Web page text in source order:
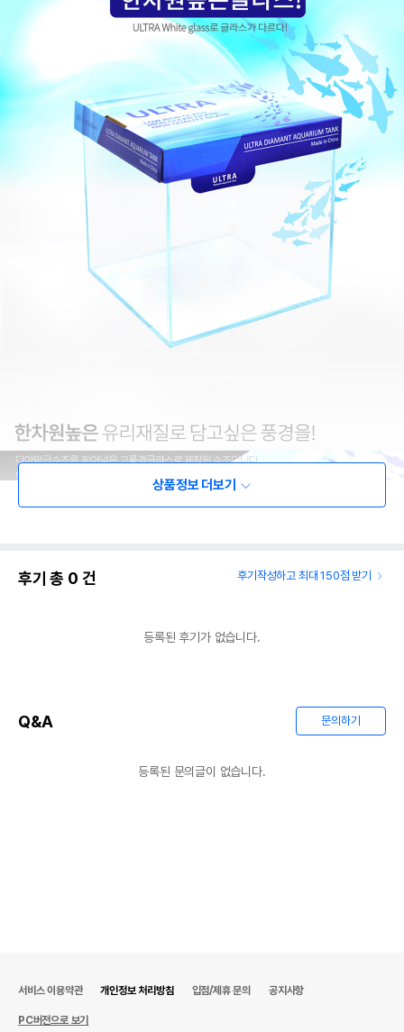
상품정보 더보기
후기 총 0 건 후기작성하고 최대 150점 받기
등록된 후기가 없습니다.
Q&A 문의하기
등록된 문의글이 없습니다.
서비스 이용약관 개인정보 처리방침 입점/제휴 문의 공지사항
PC버전으로 보기